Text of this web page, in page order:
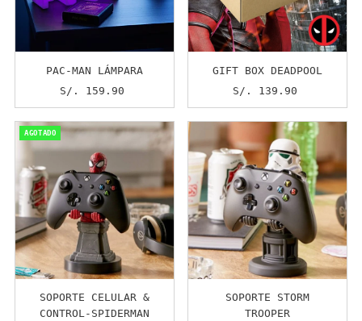
PAC-MAN LÁMPARA
Precio
normal
S/. 159.90
GIFT BOX DEADPOOL
Precio
normal
S/. 139.90
AGOTADO
SOPORTE CELULAR &
CONTROL-SPIDERMAN
SOPORTE STORM
TROOPER